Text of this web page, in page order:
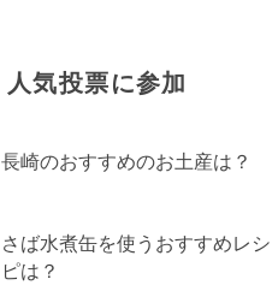
人気投票に参加
長崎のおすすめのお土産は？
さば水煮缶を使うおすすめレシ
ピは？